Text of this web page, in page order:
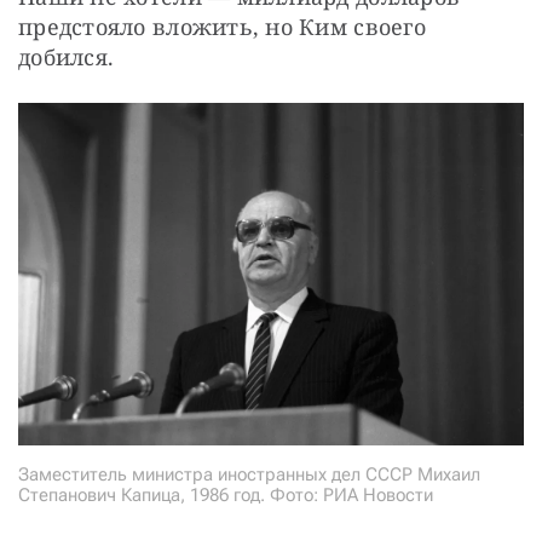
предстояло вложить, но Ким своего
добился.
Заместитель министра иностранных дел СССР Михаил
Степанович Капица, 1986 год. Фото: РИА Новости